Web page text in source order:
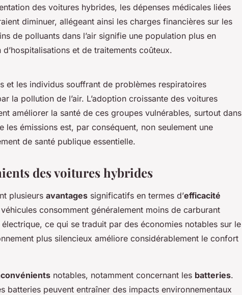
des voitures hybrides, les dépenses médicales liées
diminuer, allégeant ainsi les charges financières sur les
de polluants dans l’air signifie une population plus en
et de traitements coûteux.
et les individus souffrant de problèmes respiratoires
la pollution de l’air. L’adoption croissante des voitures
améliorer la santé de ces groupes vulnérables, surtout dans
les émissions est, par conséquent, non seulement une
de santé publique essentielle.
des voitures hybrides
plusieurs avantages significatifs en termes d’efficacité
consomment généralement moins de carburant
électrique, ce qui se traduit par des économies notables sur le
plus silencieux améliore considérablement le confort
notables, notamment concernant les batteries.
batteries peuvent entraîner des impacts environnementaux